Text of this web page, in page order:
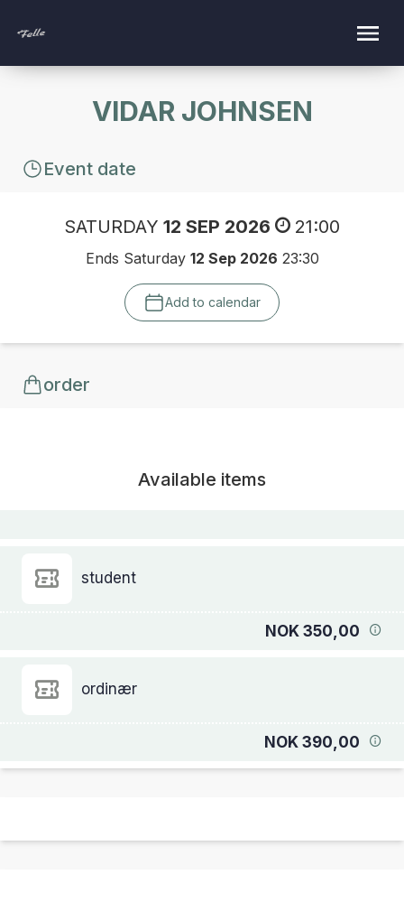
VIDAR JOHNSEN
Event date
SATURDAY 12 SEP 2026 21:00
Ends Saturday 12 Sep 2026 23:30
Add to calendar
order
Available items
student
NOK 350,00
ordinær
NOK 390,00